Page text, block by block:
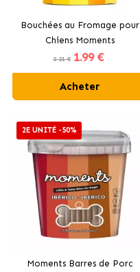
Bouchées au Fromage pour
Chiens Moments
2.21 € 1.99 €
Acheter
2E UNITÉ -50%
Moments Barres de Porc